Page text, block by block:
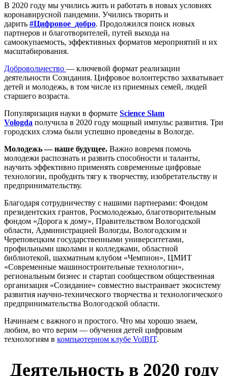
В 2020 году мы учились жить и работать в новых условиях
коронавирусной пандемии. Учились творить и
дарить #Цифровое_добро. Продолжился поиск новых
партнеров и благотворителей, путей выхода на
самоокупаемость, эффективных форматов мероприятий и их
масштабирования.
Добровольчество — ключевой формат реализации
деятельности Созидания. Цифровое волонтерство захватывает
детей и молодежь, в том числе из приемных семей, людей
старшего возраста.
Популяризация науки в формате Science Slam
Vologda получила в 2020 году мощный импульс развития. Три
городских слэма были успешно проведены в Вологде.
Молодежь — наше будущее. Важно вовремя помочь
молодежи распознать и развить способности и таланты,
научить эффективно применять современные цифровые
технологии, пробудить тягу к творчеству, изобретательству и
предпринимательству.
Благодаря сотрудничеству с нашими партнерами: Фондом
президентских грантов, Росмолодежью, благотворительным
фондом «Дорога к дому», Правительством Вологодской
области, Администрацией Вологды, Вологодским и
Череповецким государственными университетами,
профильными школами и колледжами, областной
библиотекой, шахматным клубом «Чемпион», ЦМИТ
«Современные машиностроительные технологии»,
региональным бизнес и стартап сообществом общественная
организация «Созидание» совместно выстраивает экосистему
развития научно-технического творчества и технологического
предпринимательства Вологодской области.
Начинаем с важного и простого. Что мы хорошо знаем,
любим, во что верим — обучения детей цифровым
технологиям в компьютерном клубе VolBIT.
Деятельность в 2020 году